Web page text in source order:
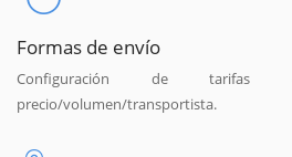
Formas de envío
Configuración de tarifas
precio/volumen/transportista.